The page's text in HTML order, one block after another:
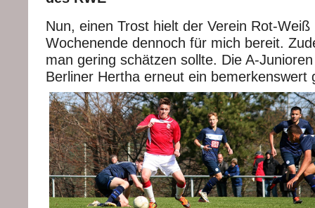
Nun, einen Trost hielt der Verein Rot-
Wochenende dennoch für mich bereit.
man gering schätzen sollte. Die A-
Berliner Hertha erneut ein bemerkenswert